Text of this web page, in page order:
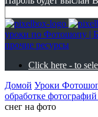
уроки по Фотошопу |
прочие ресурсы
Click here - to
Домой Уроки
обработке
снег на фото